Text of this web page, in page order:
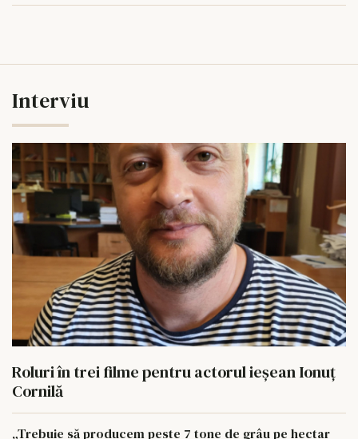
Interviu
Roluri în trei filme pentru actorul ieşean Ionuţ
Cornilă
„Trebuie să producem peste 7 tone de grâu pe hectar